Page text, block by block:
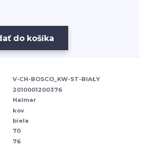
do košíka
V-CH-BOSCO_KW-ST-BIAŁY
2010001200376
Halmar
kov
biela
70
76